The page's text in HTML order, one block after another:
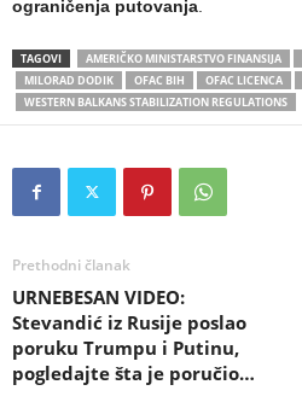
ograničenja putovanja
TAGOVI AMERIČKO MINISTARSTVO FINANSIJA
MILORAD DODIK
OFAC BIH OFAC LICENCA
WESTERN BALKANS STABILIZATION REGULATIONS
Prethodni članak
URNEBESAN VIDEO:
Stevandić iz Rusije poslao
poruku Trumpu i Putinu,
pogledajte šta je poručio…